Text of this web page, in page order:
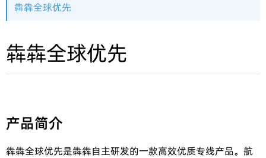
犇犇全球优先
犇犇全球优先
产品简介
犇犇全球优先是犇犇自主研发的一款高效优质专线产品。航